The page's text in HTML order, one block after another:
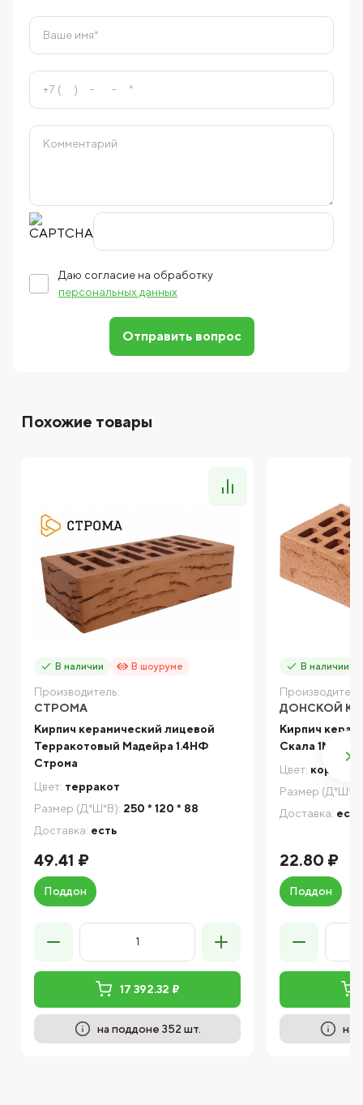
Даю согласие на обработку
персональных данных
Отправить вопрос
Похожие товары
В наличии В шоуруме
Производитель:
СТРОМА
Кирпич керамический лицевой
Терракотовый Мадейра 1.4НФ
Строма
Цвет: терракот
Размер (Д*Ш*В): 250 * 120 * 88
Доставка: есть
49.41 ₽
Поддон
17 392.32 ₽
на поддоне 352 шт.
В наличии
ДОНСКОЙ
Кирпич
Скала 1NF
Цвет:
Размер
Доставка: есть
22.80 ₽
Поддон
на